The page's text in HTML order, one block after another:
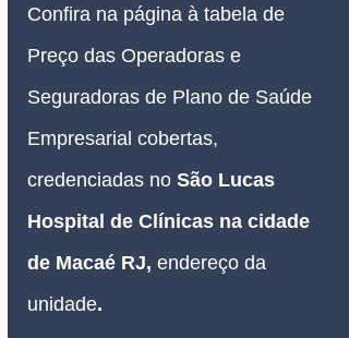
Confira na página à tabela de
Preço das Operadoras e
Seguradoras de Plano de Saúde
Empresarial cobertas,
credenciadas no São Lucas
Hospital de Clínicas na cidade
de Macaé RJ, endereço da
unidade.